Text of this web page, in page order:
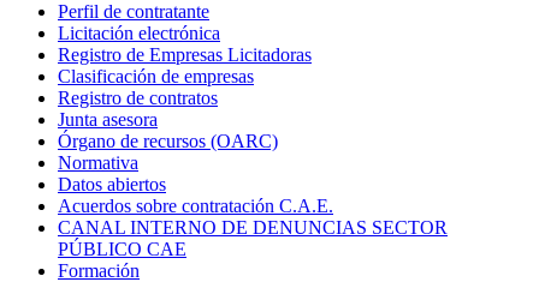
Perfil de contratante
Licitación electrónica
Registro de Empresas Licitadoras
Clasificación de empresas
Registro de contratos
Junta asesora
Órgano de recursos (OARC)
Normativa
Datos abiertos
Acuerdos sobre contratación C.A.E.
CANAL INTERNO DE DENUNCIAS SECTOR
PÚBLICO CAE
Formación